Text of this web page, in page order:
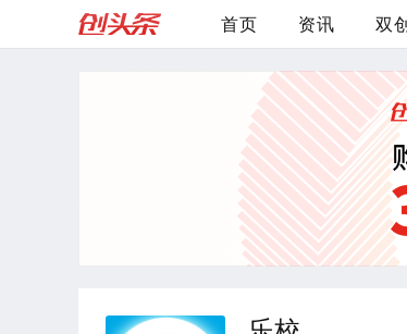
首页 资讯 双